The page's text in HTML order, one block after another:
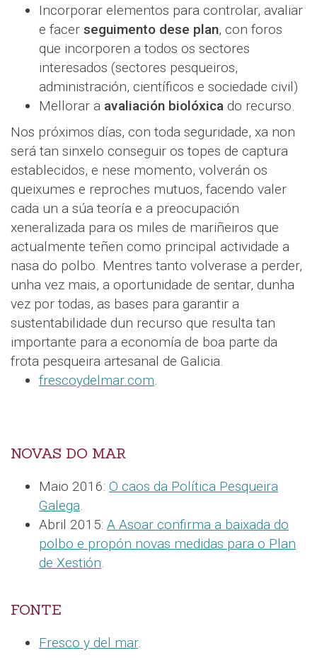
Incorporar elementos para controlar, avaliar
e facer seguimento dese plan, con foros
que incorporen a todos os sectores
interesados (sectores pesqueiros,
administración, científicos e sociedade civil)
Mellorar a avaliación biolóxica do recurso.
Nos próximos días, con toda seguridade, xa non
será tan sinxelo conseguir os topes de captura
establecidos, e nese momento, volverán os
queixumes e reproches mutuos, facendo valer
cada un a súa teoría e a preocupación
xeneralizada para os miles de mariñeiros que
actualmente teñen como principal actividade a
nasa do polbo. Mentres tanto volverase a perder,
unha vez mais, a oportunidade de sentar, dunha
vez por todas, as bases para garantir a
sustentabilidade dun recurso que resulta tan
importante para a economía de boa parte da
frota pesqueira artesanal de Galicia.
frescoydelmar.com.
NOVAS DO MAR
Maio 2016: O caos da Política Pesqueira
Galega.
Abril 2015: A Asoar confirma a baixada do
polbo e propón novas medidas para o Plan
de Xestión.
FONTE
Fresco y del mar.